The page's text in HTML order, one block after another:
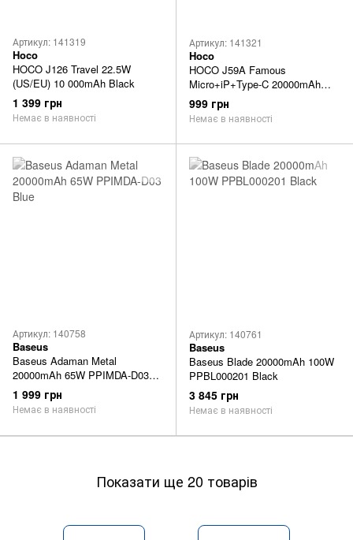
Артикул: 141319
Hoco
HOCO J126 Travel 22.5W
(US/EU) 10 000mAh Black
1 399 грн
Немає в наявності
Артикул: 141321
Hoco
HOCO J59A Famous
Micro+iP+Type-C 20000mAh
Black
999 грн
Немає в наявності
Артикул: 140758
Baseus
Baseus Adaman Metal
20000mAh 65W PPIMDA-D03
Blue
1 999 грн
Немає в наявності
Артикул: 140761
Baseus
Baseus Blade 20000mAh 100W
PPBL000201 Black
3 845 грн
Немає в наявності
Показати ще 20 товарів